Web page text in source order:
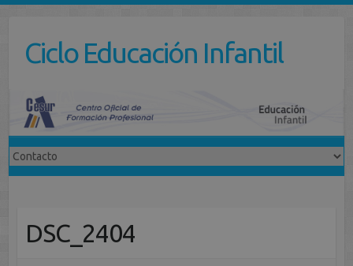
contenidoCiclo Educación Infantil
DSC_2404